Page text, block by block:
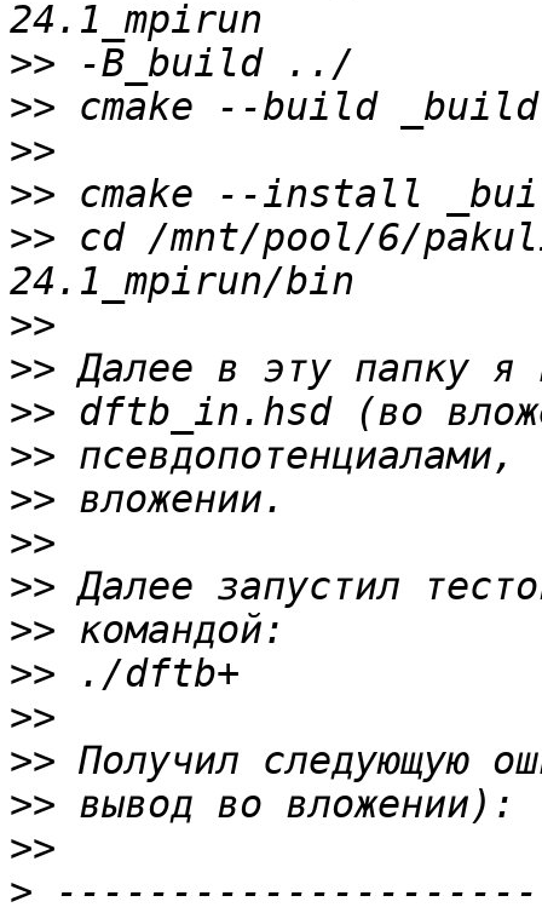
>>
>>
>>
>>
>> cd /mnt/pool/6/
>>
>>
>>
>>
>>
>>
>>
>>
>>
>>
>>
>>
>>
>